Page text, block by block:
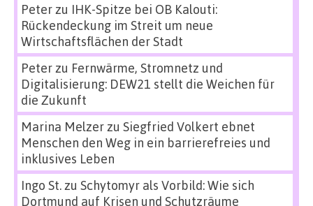
Peterzu IHK-Spitze bei OB Kalouti:
Rückendeckung im Streit um neue
Wirtschaftsflächen der Stadt
Peterzu Fernwärme, Stromnetz und
Digitalisierung: DEW21 stellt die Weichen für
die Zukunft
Marina Melzerzu Siegfried Volkert ebnet
Menschen den Weg in ein barrierefreies und
inklusives Leben
Ingo St.zu Schytomyr als Vorbild: Wie sich
Dortmund auf Krisen und Schutzräume